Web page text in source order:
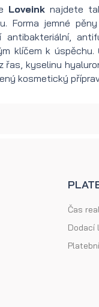
Loveinknajdete
Forma jemné
antibakteriální,
klíčem k
řas, kyselinu
kosmetický
Čas
Dodací